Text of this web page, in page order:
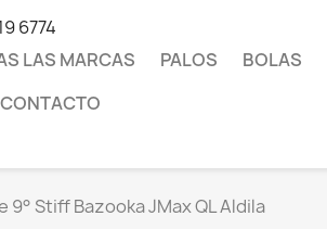
6774
LAS MARCAS PALOS BOLAS
CONTACTO
9° Stiff Bazooka JMax QL Aldila